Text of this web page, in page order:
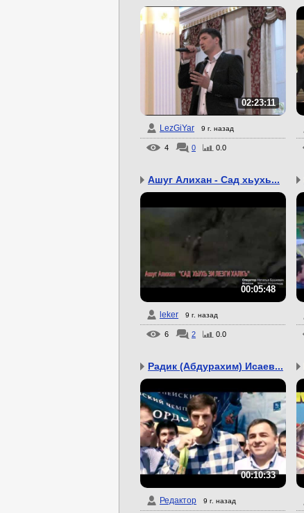
02:23:11
LezGiYar 9 г. назад
4 0 0.0
Ашуг Алихан - Сад хьухь...
00:05:48
leker 9 г. назад
6 2 0.0
Радик (Абдурахим) Исаев...
00:10:33
Редактор 9 г. назад